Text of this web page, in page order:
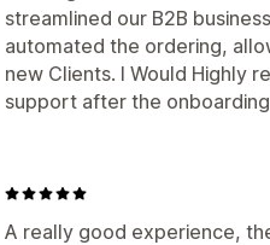
streamlined our B2B
automated the ordering,
new Clients. I Would Highly
support after the
A really good experience,